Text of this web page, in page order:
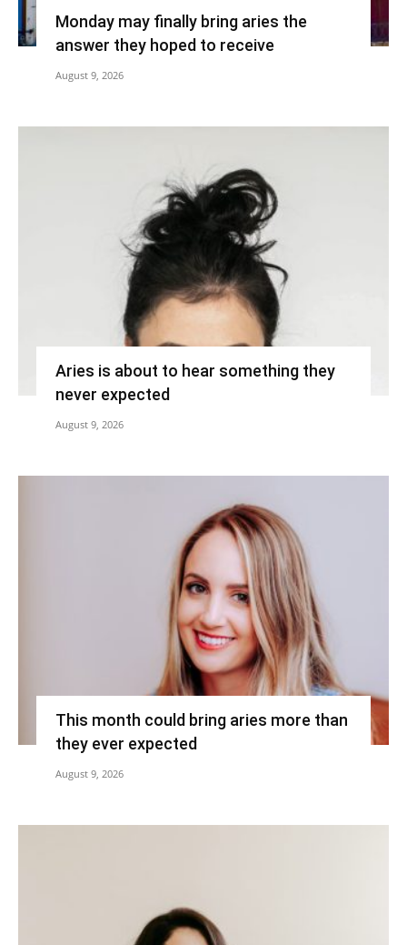
Monday may finally bring aries the
answer they hoped to receive
August 9, 2026
Aries is about to hear something they
never expected
August 9, 2026
This month could bring aries more than
they ever expected
August 9, 2026